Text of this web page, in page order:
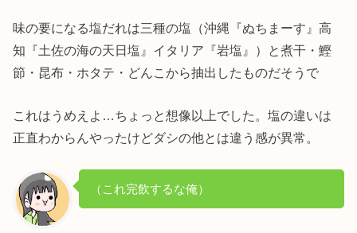
味の要になる塩だれは三種の塩（沖縄『ぬちまーす』高
知『土佐の海の天日塩』イタリア『岩塩』）と煮干・鰹
節・昆布・ホタテ・どんこから抽出したものだそうで
これはうめえよ…ちょっと想像以上でした。塩の違いは
正直わからんやったけどダシの他とは違う感が異常。
（これ完飲するな俺）